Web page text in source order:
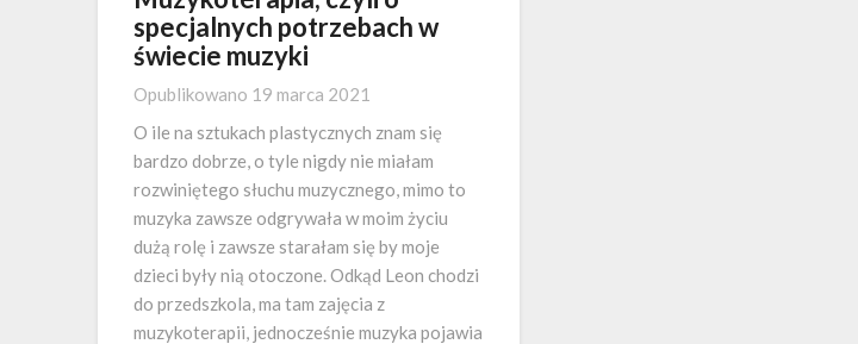
specjalnych potrzebach w
świecie muzyki
Opublikowano 19 marca 2021
O ile na sztukach plastycznych znam się
bardzo dobrze, o tyle nigdy nie miałam
rozwiniętego słuchu muzycznego, mimo to
muzyka zawsze odgrywała w moim życiu
dużą rolę i zawsze starałam się by moje
dzieci były nią otoczone. Odkąd Leon chodzi
do przedszkola, ma tam zajęcia z
muzykoterapii, jednocześnie muzyka pojawia